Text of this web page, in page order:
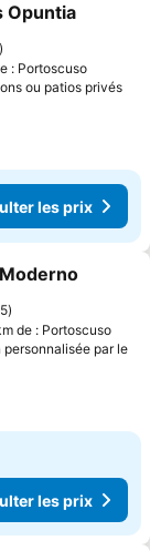
favoris
Opuntia
: Portoscuso
ou patios privés
les prix
favoris
de : Portoscuso
personnalisée par le
les prix